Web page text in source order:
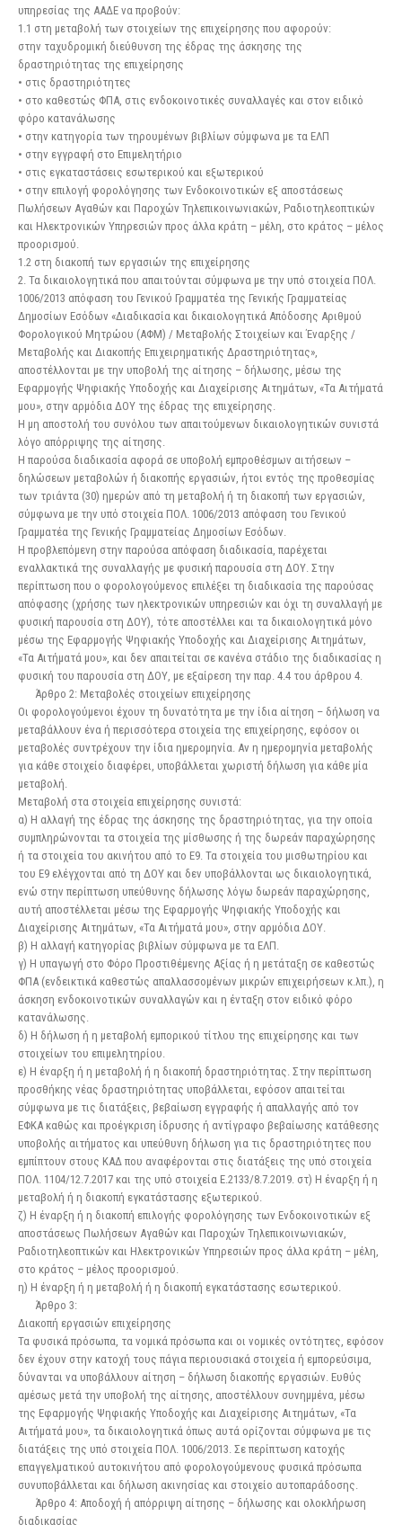
υπηρεσίας της ΑΑΔΕ να προβούν:
1.1 στη μεταβολή των στοιχείων της επιχείρησης που αφορούν:
στην ταχυδρομική διεύθυνση της έδρας της άσκησης της
δραστηριότητας της επιχείρησης
• στις δραστηριότητες
• στο καθεστώς ΦΠΑ, στις ενδοκοινοτικές συναλλαγές και στον ειδικό
φόρο κατανάλωσης
• στην κατηγορία των τηρουμένων βιβλίων σύμφωνα με τα ΕΛΠ
• στην εγγραφή στο Επιμελητήριο
• στις εγκαταστάσεις εσωτερικού και εξωτερικού
• στην επιλογή φορολόγησης των Ενδοκοινοτικών εξ αποστάσεως
Πωλήσεων Αγαθών και Παροχών Τηλεπικοινωνιακών, Ραδιοτηλεοπτικών
και Ηλεκτρονικών Υπηρεσιών προς άλλα κράτη – μέλη, στο κράτος – μέλος
προορισμού.
1.2 στη διακοπή των εργασιών της επιχείρησης
2. Τα δικαιολογητικά που απαιτούνται σύμφωνα με την υπό στοιχεία ΠΟΛ.
1006/2013 απόφαση του Γενικού Γραμματέα της Γενικής Γραμματείας
Δημοσίων Εσόδων «Διαδικασία και δικαιολογητικά Απόδοσης Αριθμού
Φορολογικού Μητρώου (ΑΦΜ) / Μεταβολής Στοιχείων και Έναρξης /
Μεταβολής και Διακοπής Επιχειρηματικής Δραστηριότητας»,
αποστέλλονται με την υποβολή της αίτησης – δήλωσης, μέσω της
Εφαρμογής Ψηφιακής Υποδοχής και Διαχείρισης Αιτημάτων, «Τα Αιτήματά
μου», στην αρμόδια ΔΟΥ της έδρας της επιχείρησης.
Η μη αποστολή του συνόλου των απαιτούμενων δικαιολογητικών συνιστά
λόγο απόρριψης της αίτησης.
Η παρούσα διαδικασία αφορά σε υποβολή εμπροθέσμων αιτήσεων –
δηλώσεων μεταβολών ή διακοπής εργασιών, ήτοι εντός της προθεσμίας
των τριάντα (30) ημερών από τη μεταβολή ή τη διακοπή των εργασιών,
σύμφωνα με την υπό στοιχεία ΠΟΛ. 1006/2013 απόφαση του Γενικού
Γραμματέα της Γενικής Γραμματείας Δημοσίων Εσόδων.
Η προβλεπόμενη στην παρούσα απόφαση διαδικασία, παρέχεται
εναλλακτικά της συναλλαγής με φυσική παρουσία στη ΔΟΥ. Στην
περίπτωση που ο φορολογούμενος επιλέξει τη διαδικασία της παρούσας
απόφασης (χρήσης των ηλεκτρονικών υπηρεσιών και όχι τη συναλλαγή με
φυσική παρουσία στη ΔΟΥ), τότε αποστέλλει και τα δικαιολογητικά μόνο
μέσω της Εφαρμογής Ψηφιακής Υποδοχής και Διαχείρισης Αιτημάτων,
«Τα Αιτήματά μου», και δεν απαιτείται σε κανένα στάδιο της διαδικασίας η
φυσική του παρουσία στη ΔΟΥ, με εξαίρεση την παρ. 4.4 του άρθρου 4.
Άρθρο 2: Μεταβολές στοιχείων επιχείρησης
Οι φορολογούμενοι έχουν τη δυνατότητα με την ίδια αίτηση – δήλωση να
μεταβάλλουν ένα ή περισσότερα στοιχεία της επιχείρησης, εφόσον οι
μεταβολές συντρέχουν την ίδια ημερομηνία. Αν η ημερομηνία μεταβολής
για κάθε στοιχείο διαφέρει, υποβάλλεται χωριστή δήλωση για κάθε μία
μεταβολή.
Μεταβολή στα στοιχεία επιχείρησης συνιστά:
α) Η αλλαγή της έδρας της άσκησης της δραστηριότητας, για την οποία
συμπληρώνονται τα στοιχεία της μίσθωσης ή της δωρεάν παραχώρησης
ή τα στοιχεία του ακινήτου από το Ε9. Τα στοιχεία του μισθωτηρίου και
του Ε9 ελέγχονται από τη ΔΟΥ και δεν υποβάλλονται ως δικαιολογητικά,
ενώ στην περίπτωση υπεύθυνης δήλωσης λόγω δωρεάν παραχώρησης,
αυτή αποστέλλεται μέσω της Εφαρμογής Ψηφιακής Υποδοχής και
Διαχείρισης Αιτημάτων, «Τα Αιτήματά μου», στην αρμόδια ΔΟΥ.
β) Η αλλαγή κατηγορίας βιβλίων σύμφωνα με τα ΕΛΠ.
γ) Η υπαγωγή στο Φόρο Προστιθέμενης Αξίας ή η μετάταξη σε καθεστώς
ΦΠΑ (ενδεικτικά καθεστώς απαλλασσομένων μικρών επιχειρήσεων κ.λπ.), η
άσκηση ενδοκοινοτικών συναλλαγών και η ένταξη στον ειδικό φόρο
κατανάλωσης.
δ) Η δήλωση ή η μεταβολή εμπορικού τίτλου της επιχείρησης και των
στοιχείων του επιμελητηρίου.
ε) Η έναρξη ή η μεταβολή ή η διακοπή δραστηριότητας. Στην περίπτωση
προσθήκης νέας δραστηριότητας υποβάλλεται, εφόσον απαιτείται
σύμφωνα με τις διατάξεις, βεβαίωση εγγραφής ή απαλλαγής από τον
ΕΦΚΑ καθώς και προέγκριση ίδρυσης ή αντίγραφο βεβαίωσης κατάθεσης
υποβολής αιτήματος και υπεύθυνη δήλωση για τις δραστηριότητες που
εμπίπτουν στους ΚΑΔ που αναφέρονται στις διατάξεις της υπό στοιχεία
ΠΟΛ. 1104/12.7.2017 και της υπό στοιχεία Ε.2133/8.7.2019. στ) Η έναρξη ή η
μεταβολή ή η διακοπή εγκατάστασης εξωτερικού.
ζ) Η έναρξη ή η διακοπή επιλογής φορολόγησης των Ενδοκοινοτικών εξ
αποστάσεως Πωλήσεων Αγαθών και Παροχών Τηλεπικοινωνιακών,
Ραδιοτηλεοπτικών και Ηλεκτρονικών Υπηρεσιών προς άλλα κράτη – μέλη,
στο κράτος – μέλος προορισμού.
η) Η έναρξη ή η μεταβολή ή η διακοπή εγκατάστασης εσωτερικού.
Άρθρο 3:
Διακοπή εργασιών επιχείρησης
Τα φυσικά πρόσωπα, τα νομικά πρόσωπα και οι νομικές οντότητες, εφόσον
δεν έχουν στην κατοχή τους πάγια περιουσιακά στοιχεία ή εμπορεύσιμα,
δύνανται να υποβάλλουν αίτηση – δήλωση διακοπής εργασιών. Ευθύς
αμέσως μετά την υποβολή της αίτησης, αποστέλλουν συνημμένα, μέσω
της Εφαρμογής Ψηφιακής Υποδοχής και Διαχείρισης Αιτημάτων, «Τα
Αιτήματά μου», τα δικαιολογητικά όπως αυτά ορίζονται σύμφωνα με τις
διατάξεις της υπό στοιχεία ΠΟΛ. 1006/2013. Σε περίπτωση κατοχής
επαγγελματικού αυτοκινήτου από φορολογούμενους φυσικά πρόσωπα
συνυποβάλλεται και δήλωση ακινησίας και στοιχείο αυτοπαράδοσης.
Άρθρο 4: Αποδοχή ή απόρριψη αίτησης – δήλωσης και ολοκλήρωση
διαδικασίας